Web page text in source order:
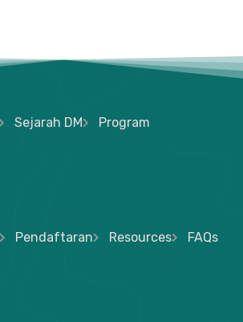
Sejarah DM
Program
Pendaftaran Resources FAQs